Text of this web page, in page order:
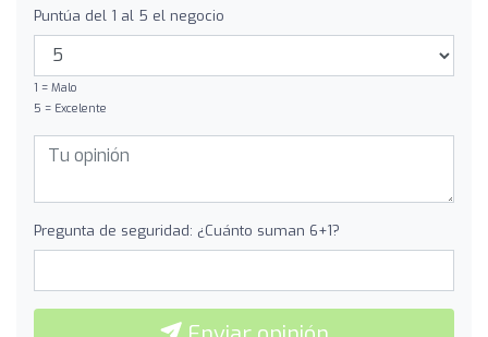
Puntúa del 1 al 5 el negocio
1 = Malo
5 = Excelente
Pregunta de seguridad: ¿Cuánto suman 6+1?